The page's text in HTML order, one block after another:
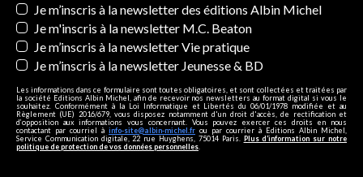
Newsletters
Je m’inscris à la newsletter des éditions Albin Michel
Je m'inscris à la newsletter M.C. Beaton
Je m’inscris à la newsletter Vie pratique
Je m’inscris à la newsletter Jeunesse & BD
Les informations dans ce formulaire sont toutes obligatoires, et sont collectées et traitées par
la société Editions Albin Michel, afin de recevoir nos newsletters au format digital si vous le
souhaitez. Conformément à la Loi Informatique et Libertés du 06/01/1978 modifiée et au
Règlement (UE) 2016/679, vous disposez notamment d'un droit d'accès, de rectification et
d’opposition aux informations vous concernant. Vous pouvez exercer ces droits en nous
contactant par courriel à info-site@albin-michel.fr ou par courrier à Editions Albin Michel,
Service Communication digitale, 22 rue Huyghens, 75014 Paris. Plus d’information sur notre
politique de protection de vos données personnelles